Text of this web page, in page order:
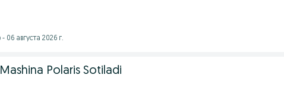
- 06 августа 2026 г.
Polaris Sotiladi